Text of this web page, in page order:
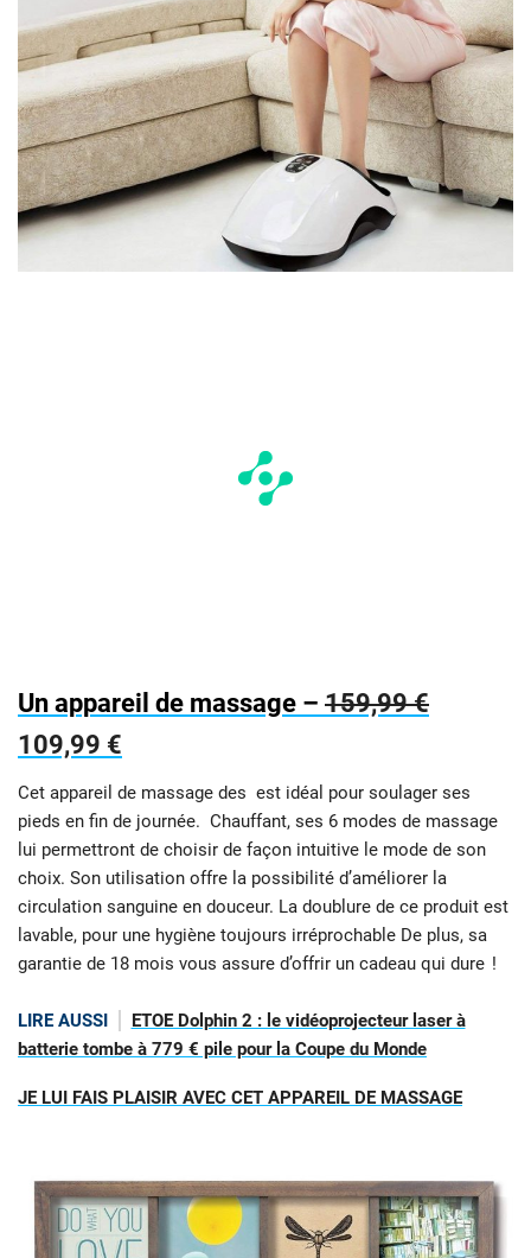
Un appareil de massage – 159,99 €
109,99 €
Cet appareil de massage des est idéal pour soulager ses
pieds en fin de journée. Chauffant, ses 6 modes de massage
lui permettront de choisir de façon intuitive le mode de son
choix. Son utilisation offre la possibilité d’améliorer la
circulation sanguine en douceur. La doublure de ce produit est
lavable, pour une hygiène toujours irréprochable De plus, sa
garantie de 18 mois vous assure d’offrir un cadeau qui dure !
LIRE AUSSI
ETOE Dolphin 2 : le vidéoprojecteur laser à
batterie tombe à 779 € pile pour la Coupe du Monde
JE LUI FAIS PLAISIR AVEC CET APPAREIL DE MASSAGE